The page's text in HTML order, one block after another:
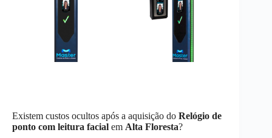
Existem custos ocultos após a aquisição do Relógio de
ponto com leitura facial em Alta Floresta?